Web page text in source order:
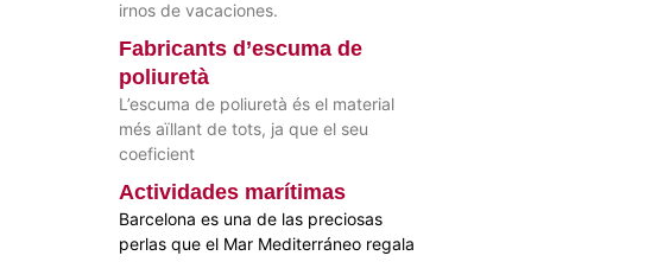
irnos de vacaciones.
Fabricants d’escuma de
poliuretà
L’escuma de poliuretà és el material
més aïllant de tots, ja que el seu
coeficient
Actividades marítimas
Barcelona es una de las preciosas
perlas que el Mar Mediterráneo regala